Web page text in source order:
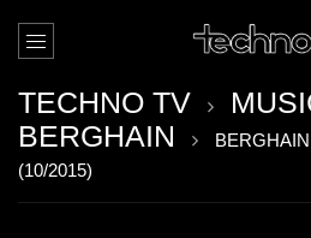
TECHNO TV
BERGHAIN
(10/2015)